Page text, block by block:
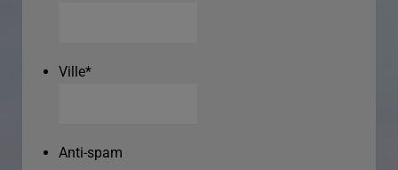
Ville*
Anti-spam